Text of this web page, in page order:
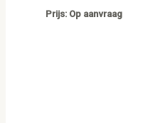
Prijs: Op aanvraag